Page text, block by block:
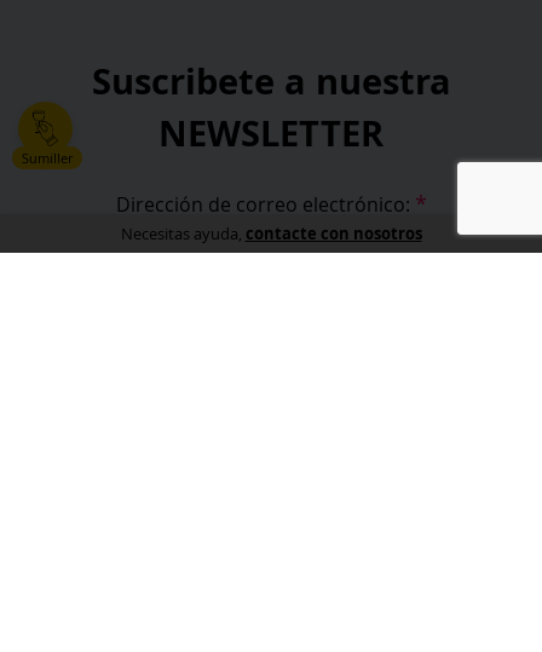
Sumiller
Suscribete a nuestra
NEWSLETTER
Dirección de correo electrónico: *
Necesitas ayuda, contacte con nosotros